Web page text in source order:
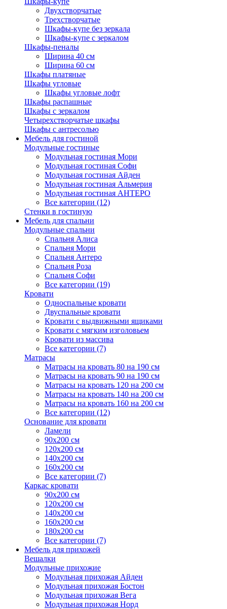
Двухстворчатые
Трехстворчатые
Шкафы-купе без зеркала
Шкафы-купе с зеркалом
Шкафы-пеналы
Ширина 40 см
Ширина 60 см
Шкафы платяные
Шкафы угловые
Шкафы угловые лофт
Шкафы распашные
Шкафы с зеркалом
Четырехстворчатые шкафы
Шкафы с антресолью
Мебель для гостиной
Модульные гостиные
Модульная гостиная Мори
Модульная гостиная Софи
Модульная гостиная Айден
Модульная гостиная Альмерия
Модульная гостиная АНТЕРО
Все категории (12)
Стенки в гостиную
Мебель для спальни
Модульные спальни
Спальня Алиса
Спальня Мори
Спальня Антеро
Спальня Роза
Спальня Софи
Все категории (19)
Кровати
Односпальные кровати
Двуспальные кровати
Кровати с выдвижными ящиками
Кровати с мягким изголовьем
Кровати из массива
Все категории (7)
Матрасы
Матрасы на кровать 80 на 190 см
Матрасы на кровать 90 на 190 см
Матрасы на кровать 120 на 200 см
Матрасы на кровать 140 на 200 см
Матрасы на кровать 160 на 200 см
Все категории (12)
Основание для кровати
Ламели
90х200 см
120х200 см
140х200 см
160х200 см
Все категории (7)
Каркас кровати
90х200 см
120х200 см
140х200 см
160х200 см
180х200 см
Все категории (7)
Мебель для прихожей
Вешалки
Модульные прихожие
Модульная прихожая Айден
Модульная прихожая Бостон
Модульная прихожая Вега
Модульная прихожая Норд